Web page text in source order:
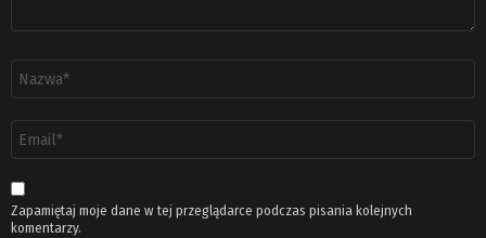
email
*
Zapamiętaj moje dane w tej przeglądarce podczas pisania kolejnych
komentarzy.